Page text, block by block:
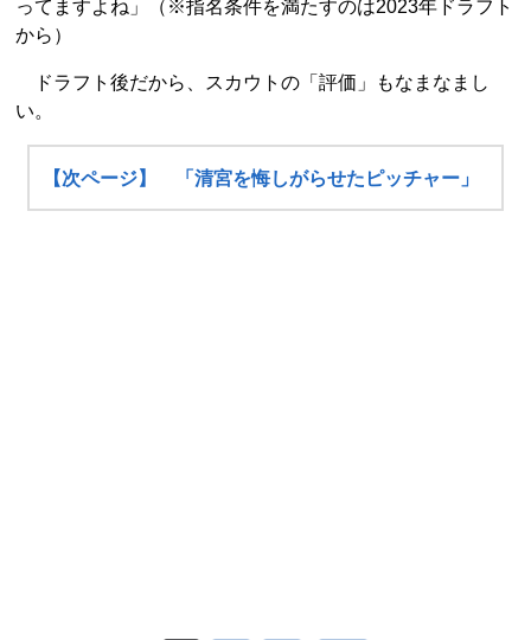
ってますよね」（※指名条件を満たすのは2023年ドラフト
から）
ドラフト後だから、スカウトの「評価」もなまなまし
い。
【次ページ】 「清宮を悔しがらせたピッチャー」